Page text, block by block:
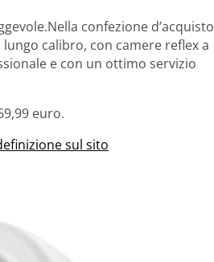
confezione d’acquisto
calibro, con camere reflex a
e con un ottimo servizio
euro.
sul sito